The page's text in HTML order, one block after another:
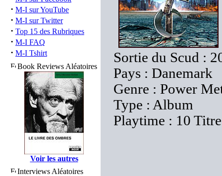
· M-I sur YouTube
· M-I sur Twitter
· Top 15 des Rubriques
· M-I FAQ
· M-I Tshirt
Book Reviews Aléatoires
Voir les autres
Interviews Aléatoires
Sortie du Scud :
Pays : Danemark
Genre : Power
Type : Album
Playtime : 10